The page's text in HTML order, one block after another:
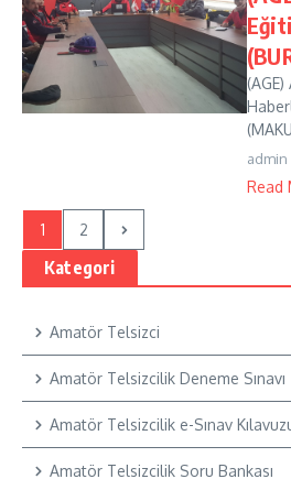
admin
Read
1 2
Kategori
Amatör Telsizci
Amatör Telsizcilik Deneme Sınavı
Amatör Telsizcilik e-Sınav
Amatör Telsizcilik Soru Bankası